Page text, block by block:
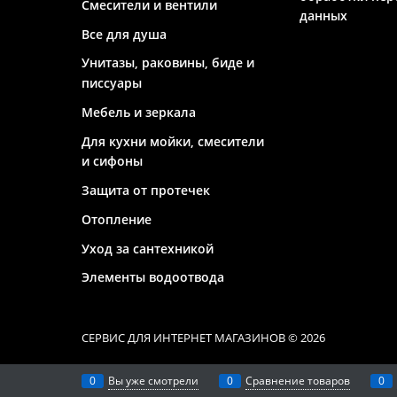
Смесители и вентили
Все для душа
Унитазы, раковины, биде и
писсуары
Мебель и зеркала
Для кухни мойки, смесители
и сифоны
Защита от протечек
Отопление
Уход за сантехникой
Элементы водоотвода
данных
СЕРВИС ДЛЯ ИНТЕРНЕТ МАГАЗИНОВ© 2026
0 Вы уже смотрели 0 Сравнение товаров 0